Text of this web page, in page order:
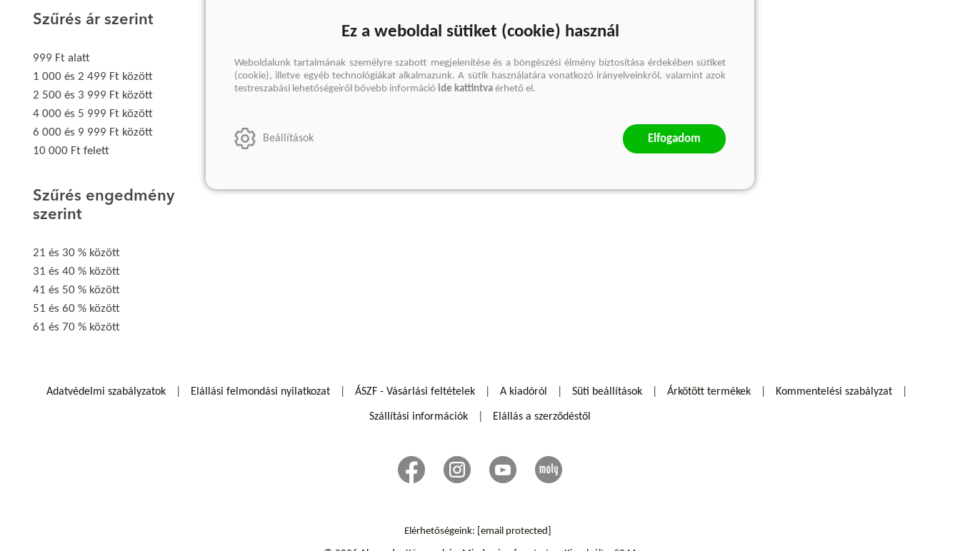
Szűrés ár szerint
999 Ft alatt
1 000 és 2 499 Ft között
2 500 és 3 999 Ft között
4 000 és 5 999 Ft között
6 000 és 9 999 Ft között
10 000 Ft felett
Szűrés engedmény
szerint
21 és 30 % között
31 és 40 % között
41 és 50 % között
51 és 60 % között
61 és 70 % között
Adatvédelmi szabályzatok Elállási felmondási nyilatkozat ÁSZF - Vásárlási feltételek A kiadóról Süti beállítások Árkötött termékek Kommentelési szabályzat
Szállítási információk Elállás a szerződéstől
Elérhetőségeink: [email protected]
Ez a weboldal sütiket (cookie) használ
Weboldalunk tartalmának személyre szabott megjelenítése és a böngészési élmény biztosítása érdekében sütiket
(cookie), illetve egyéb technológiákat alkalmazunk. A sütik használatára vonatkozó irányelveinkről, valamint azok
testreszabási lehetőségeiről bővebb információ ide kattintva érhető el.
Beállítások Elfogadom